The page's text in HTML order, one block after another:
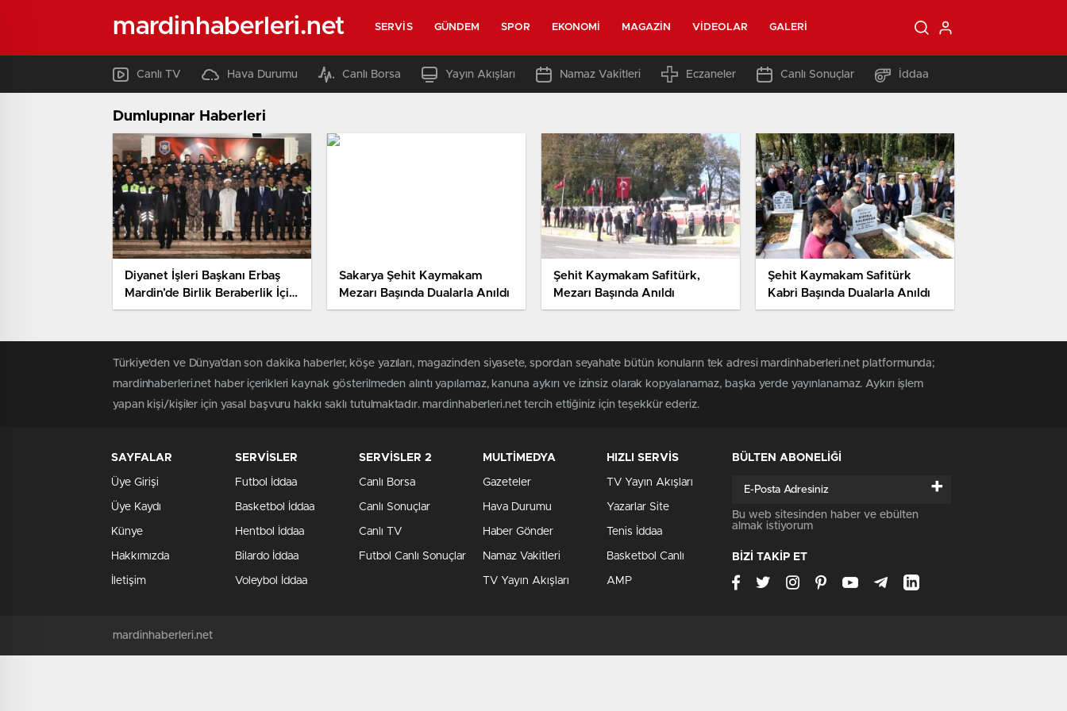
mardinhaberleri.net SERVIS GÜNDEM SPOR EKONOMI MAGAZIN VIDEOLAR GALERI
Canlı TV Hava Durumu Canlı Borsa Yayın Akışları Namaz Vakitleri Eczaneler Canlı Sonuçlar İddaa
Dumlupınar Haberleri
Diyanet İşleri Başkanı Erbaş
Mardin’de Birlik Beraberlik İçin
Dua Etti
Sakarya Şehit Kaymakam
Mezarı Başında Dualarla Anıldı
Şehit Kaymakam Safitürk,
Mezarı Başında Anıldı
Şehit Kaymakam Safitürk
Kabri Başında Dualarla Anıldı
Türkiye'den ve Dünya’dan son dakika haberler, köşe yazıları, magazinden siyasete, spordan seyahate bütün konuların tek adresi mardinhaberleri.net platformunda;
mardinhaberleri.net haber içerikleri kaynak gösterilmeden alıntı yapılamaz, kanuna aykırı ve izinsiz olarak kopyalanamaz, başka yerde yayınlanamaz. Aykırı işlem
yapan kişi/kişiler için yasal başvuru hakkı saklı tutulmaktadır. mardinhaberleri.net tercih ettiğiniz için teşekkür ederiz.
SAYFALAR
Üye Girişi
Üye Kaydı
Künye
Hakkımızda
İletişim
SERVİSLER
Futbol İddaa
Basketbol İddaa
Hentbol İddaa
Bilardo İddaa
Voleybol İddaa
SERVİSLER 2
Canlı Borsa
Canlı Sonuçlar
Canlı TV
Futbol Canlı Sonuçlar
MULTİMEDYA
Gazeteler
Hava Durumu
Haber Gönder
Namaz Vakitleri
TV Yayın Akışları
HIZLI SERVİS
TV Yayın Akışları
Yazarlar Site
Tenis İddaa
Basketbol Canlı
AMP
BÜLTEN ABONELİĞİ
+
Bu web sitesinden haber ve ebülten
almak istiyorum
BİZİ TAKİP ET
mardinhaberleri.net